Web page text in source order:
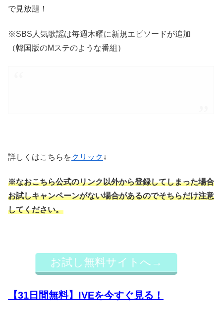
で見放題！
※SBS人気歌謡は毎週木曜に新規エピソードが追加
（韓国版のMステのような番組）
詳しくはこちらをクリック ↓
※なおこちら公式のリンク以外から登録してしまった場合
お試しキャンペーンがない場合があるのでそちらだけ注意
してください。
お試し無料サイトへ→
【31日間無料】IVEを今すぐ見る！